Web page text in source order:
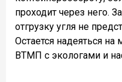
проходит через него.
отгрузку угля не
Остается надеяться
ВТМП с экологами и